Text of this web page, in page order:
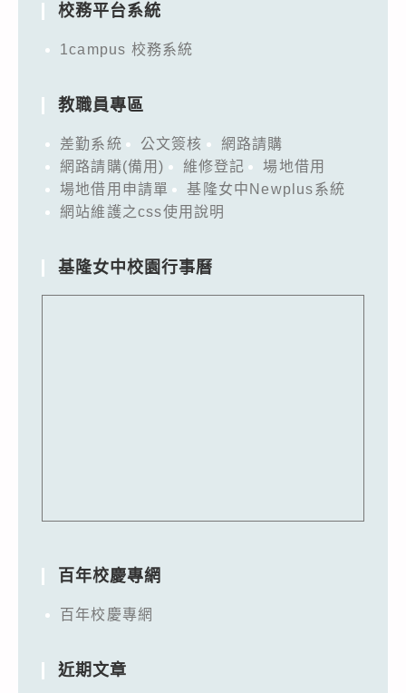
校務平台系統
1campus 校務系統
教職員專區
差勤系統 公文簽核
網路請購
網路請購(備用)
維修登記
場地借用
場地借用申請單
基隆女中Newplus系統
網站維護之css使用說明
基隆女中校園行事曆
百年校慶專網
百年校慶專網
近期文章